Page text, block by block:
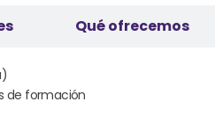
Qué ofrecemos
de formación